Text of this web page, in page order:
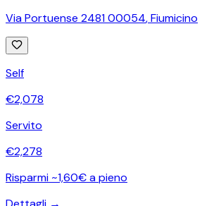
Via Portuense 2481 00054,Fiumicino
Self
€2,078
Servito
€2,278
Risparmi ~1,60€ a pieno